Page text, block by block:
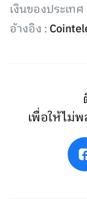
เงินของประเทศ
อ้างอิง :
เพื่อให้ไม่